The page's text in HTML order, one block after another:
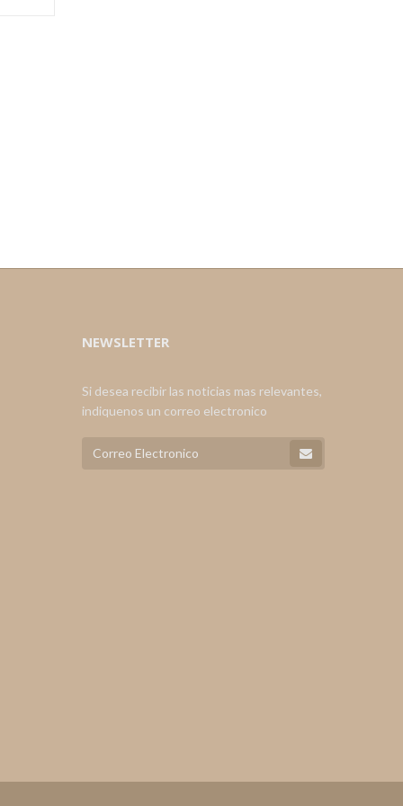
NEWSLETTER
Si desea recibir las noticias mas relevantes,
indiquenos un correo electronico